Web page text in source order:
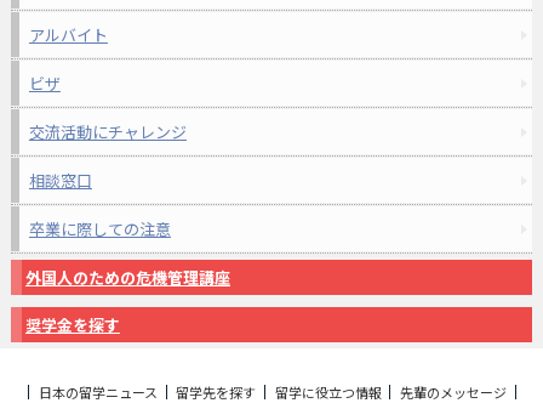
アルバイト
ビザ
交流活動にチャレンジ
相談窓口
卒業に際しての注意
外国人のための危機管理講座
奨学金を探す
日本の留学ニュース 留学先を探す 留学に役立つ情報
先輩のメッセージ